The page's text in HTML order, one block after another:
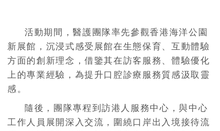
活動期間，醫護團隊率先參觀香港海洋公園
新展館，沉浸式感受展館在生態保育、互動體驗
方面的創新理念，借鑒其在訪客服務、體驗優化
上的專業經驗，為提升口腔診療服務質感汲取靈
感。
隨後，團隊專程到訪港人服務中心，與中心
工作人員展開深入交流，圍繞口岸出入境接待流